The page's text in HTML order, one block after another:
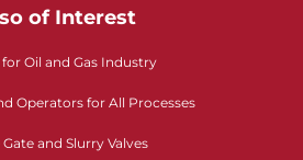
of Interest
for Oil and Gas Industry
Operators for All Processes
Gate and Slurry Valves